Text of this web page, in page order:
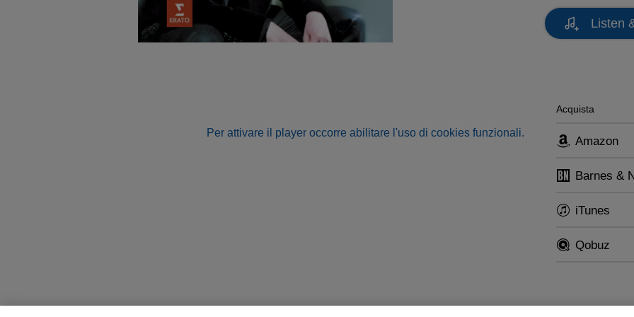
Listen
Per attivare il player occorre abilitare l'uso di cookies funzionali.
Acquista
Amazon
Barnes &
iTunes
Qobuz